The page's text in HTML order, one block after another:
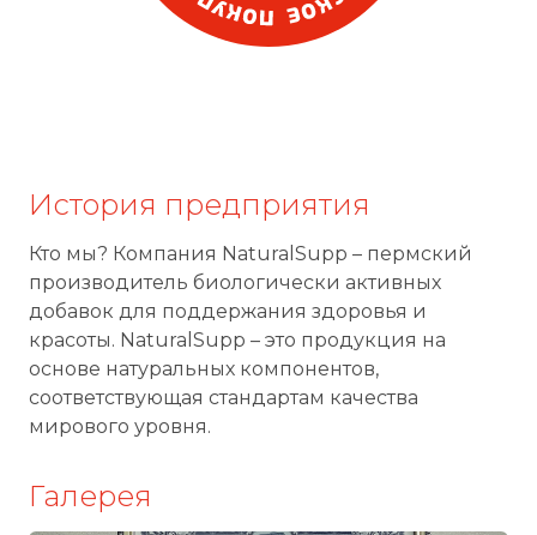
История предприятия
Кто мы? Компания NaturalSupp – пермский
производитель биологически активных
добавок для поддержания здоровья и
красоты. NaturalSupp – это продукция на
основе натуральных компонентов,
соответствующая стандартам качества
мирового уровня.
Галерея